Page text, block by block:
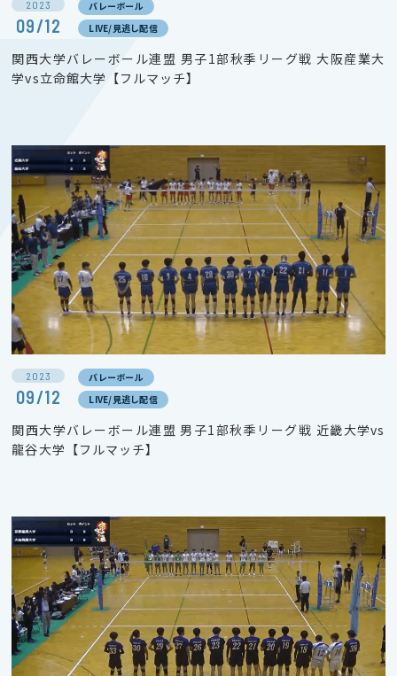
2023
09/12
バレーボール
LIVE/見逃し配信
関西大学バレーボール連盟 男子1部秋季リーグ戦 大阪産業大
学vs立命館大学【フルマッチ】
2023
09/12
バレーボール
LIVE/見逃し配信
関西大学バレーボール連盟 男子1部秋季リーグ戦 近畿大学vs
龍谷大学【フルマッチ】